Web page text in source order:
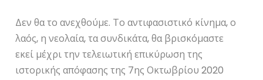
Δεν θα το ανεχθούμε. Το αντιφασιστικό κίνημα, ο
λαός, η νεολαία, τα συνδικάτα, θα βρισκόμαστε
εκεί μέχρι την τελειωτική επικύρωση της
ιστορικής απόφασης της 7ης Οκτωβρίου 2020